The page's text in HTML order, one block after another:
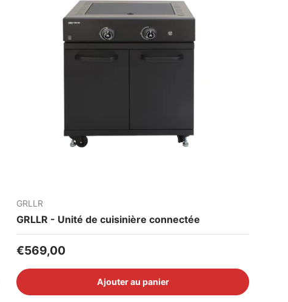
GRLLR
GRLLR - Unité de cuisinière connectée
Prix habituel
€569,00
Ajouter au panier